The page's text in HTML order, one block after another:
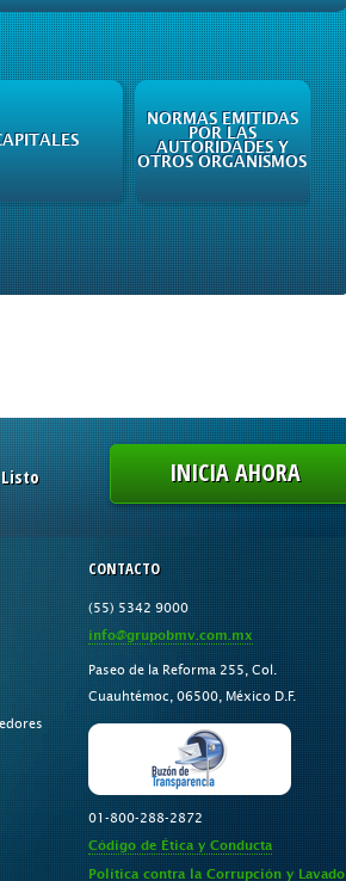
NORMAS EMITIDAS
POR LAS
AUTORIDADES Y
OTROS ORGANISMOS
Listo INICIA AHORA
CONTACTO
(55) 5342 9000
info@grupobmv.com.mx
Paseo de la Reforma 255, Col.
Cuauhtémoc, 06500, México D.F.
01-800-288-2872
Código de Ética y Conducta
Política contra la Corrupción y Lavado